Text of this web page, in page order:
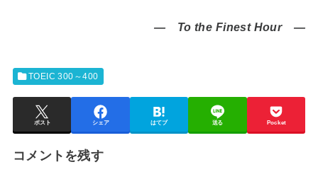
― To the Finest Hour ―
TOEIC 300～400
ポスト シェア はてブ 送る Pocket
コメントを残す